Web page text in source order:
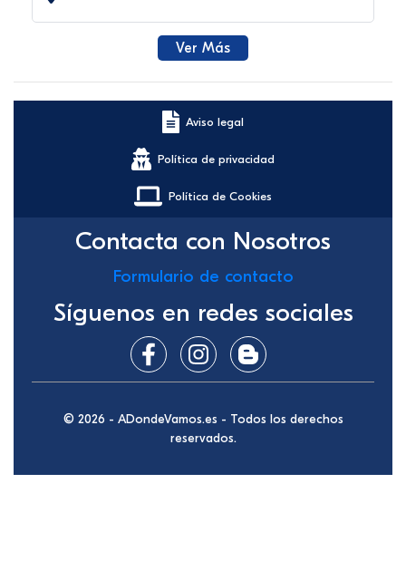
Ver Más
Aviso legal
Política de privacidad
Política de Cookies
Contacta con Nosotros
Formulario de contacto
Síguenos en redes sociales
© 2026 - ADondeVamos.es - Todos los derechos
reservados.